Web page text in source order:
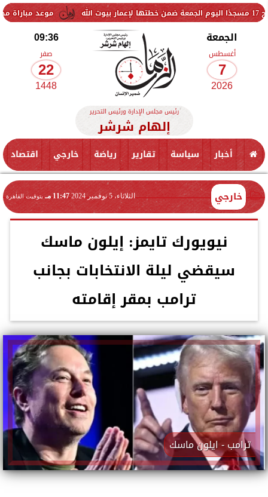
موعد مباراة مصر وإسبانيا في
الجمعة
أغسطس
7
2026
09:36
صفر
22
1448
رئيس مجلس الإدارة ورئيس التحرير
إلهام شرشر
أخبار سياسة تقارير رياضة خارجي اقتصاد
خارجي الثلاثاء، 5 نوفمبر 2024 11:47 مـ بتوقيت القاهرة
نيويورك تايمز: إيلون ماسك
سيقضي ليلة الانتخابات بجانب
ترامب بمقر إقامته
ترامب - ايلون ماسك